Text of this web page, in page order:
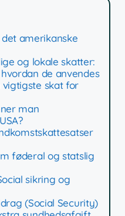
amerikanske
og lokale skatter:
de anvendes
vigtigste skat for
man
føderal og statslig
sikring og
(Social Security)